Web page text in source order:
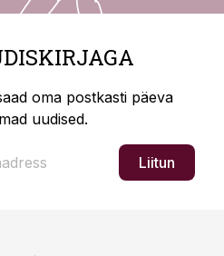
oma postkasti päeva
uudised.
Liitun